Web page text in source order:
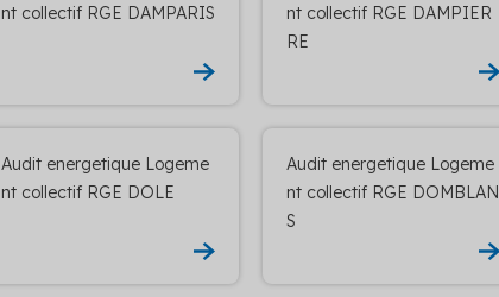
nt collectif RGE DAMPARIS
nt collectif RGE DAMPIER
RE
Audit energetique Logeme
nt collectif RGE DOLE
Audit energetique Logeme
nt collectif RGE DOMBLAN
S